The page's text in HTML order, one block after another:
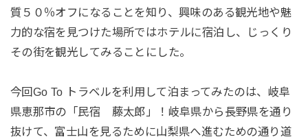
質５０％オフになることを知り、興味のある観光地や魅
力的な宿を見つけた場所ではホテルに宿泊し、じっくり
その街を観光してみることにした。
今回Go To トラベルを利用して泊まってみたのは、岐阜
県恵那市の「民宿 藤太郎」！岐阜県から長野県を通り
抜けて、富士山を見るために山梨県へ進むための通り道